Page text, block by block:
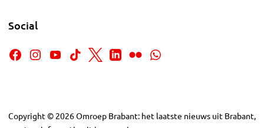
Social
Copyright © 2026Omroep Brabant: het laatste nieuws uit Brabant,